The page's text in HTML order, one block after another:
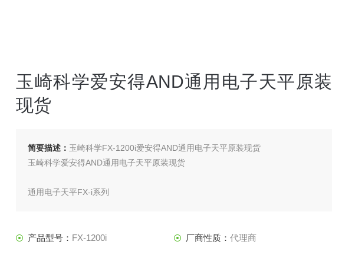
玉崎科学爱安得AND通用电子天平原装
现货
简要描述： 玉崎科学FX-1200i爱安得AND通用电子天平原装现货
玉崎科学爱安得AND通用电子天平原装现货
通用电子天平FX-i系列
产品型号： FX-1200i 厂商性质：代理商